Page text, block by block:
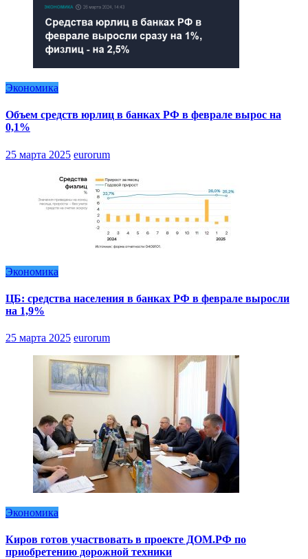
Экономика
Объем средств юрлиц в банках РФ в феврале вырос на
0,1%
25 марта 2025 eurorum
Экономика
ЦБ: средства населения в банках РФ в феврале выросли
на 1,9%
25 марта 2025 eurorum
Экономика
Киров готов участвовать в проекте ДОМ.РФ по
приобретению дорожной техники